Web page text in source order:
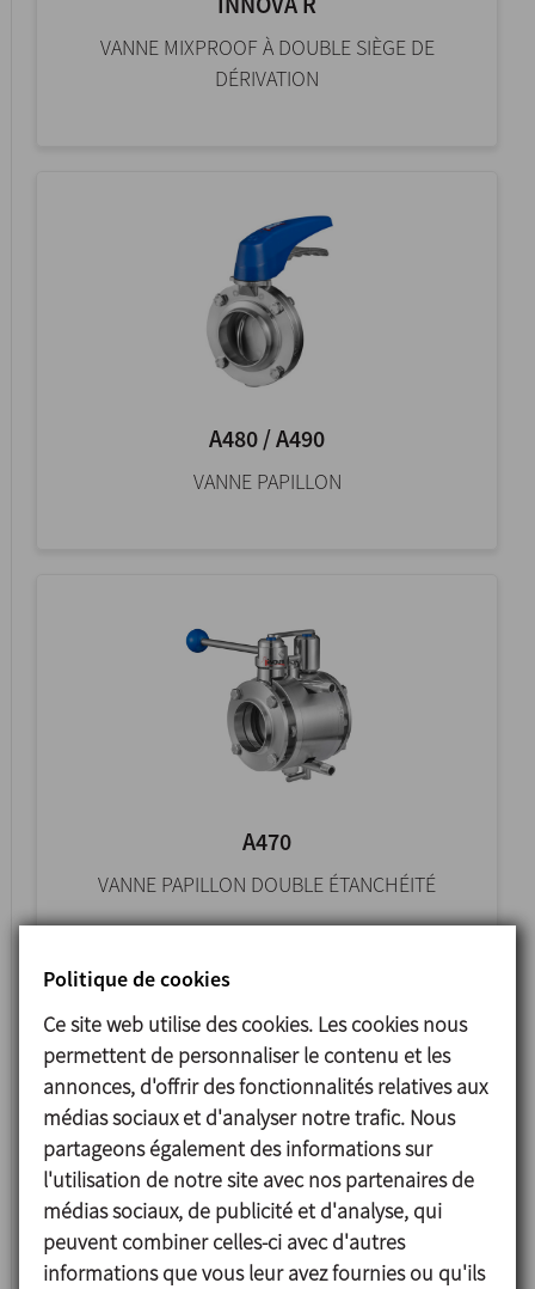
VANNE MIXPROOF À DOUBLE SIÈGE DE
DÉRIVATION
A480 / A490
VANNE PAPILLON
A470
VANNE PAPILLON DOUBLE ÉTANCHÉITÉ
4800
Politique de cookies
Ce site web utilise des cookies. Les cookies nous
permettent de personnaliser le contenu et les
annonces, d'offrir des fonctionnalités relatives aux
médias sociaux et d'analyser notre trafic. Nous
partageons également des informations sur
l'utilisation de notre site avec nos partenaires de
médias sociaux, de publicité et d'analyse, qui
peuvent combiner celles-ci avec d'autres
informations que vous leur avez fournies ou qu'ils